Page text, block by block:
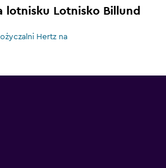
lotnisku Lotnisko Billund
Hertz na